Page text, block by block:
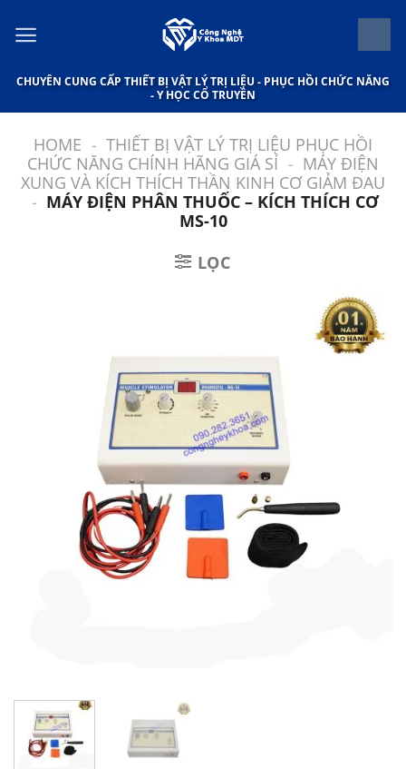
qua
dung
CHUYÊN CUNG CẤP THIẾT BỊ VẬT LÝ TRỊ LIỆU - PHỤC HỒI CHỨC NĂNG
- Y HỌC CỔ TRUYỀN
HOME - THIẾT BỊ VẬT LÝ TRỊ LIỆU PHỤC HỒI
CHỨC NĂNG CHÍNH HÃNG GIÁ SỈ - MÁY ĐIỆN
XUNG VÀ KÍCH THÍCH THẦN KINH CƠ GIẢM ĐAU
- MÁY ĐIỆN PHÂN THUỐC – KÍCH THÍCH CƠ
MS-10
LỌC